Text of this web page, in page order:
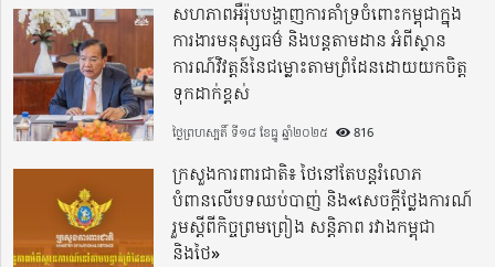
សហភាពអឺរ៉ុបបង្ហាញការគាំទ្រចំពោះកម្ពុជាក្នុង
ការងារមនុស្សធម៌ និងបន្តតាមដាន អំពីស្ថាន
ការណ៍វិវត្តន៍នៃជម្លោះតាមព្រំដែនដោយយកចិត្ត
ទុកដាក់ខ្ពស់
ថ្ងៃព្រហស្បតិ៍ ទី១៨ ខែធ្នូ ឆ្នាំ២០២៥ 816
ក្រសួងការពារជាតិ៖ ថៃនៅតែបន្តរំលោភ
បំពានលើបទឈប់បាញ់ និង«សេចក្តីថ្លែងការណ៍
រួមស្តីពីកិច្ចព្រមព្រៀង សន្តិភាព រវាងកម្ពុជា
និងថៃ»